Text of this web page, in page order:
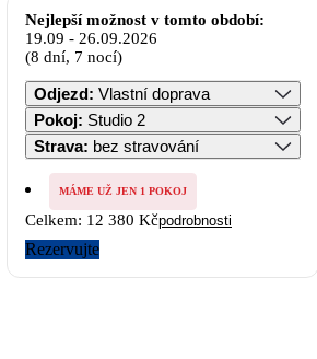
Nejlepší možnost v tomto období:
19.09 - 26.09.2026
(8 dní, 7 nocí)
Odjezd: Vlastní doprava
Pokoj: Studio 2
Strava: bez stravování
MÁME UŽ JEN 1 POKOJ
Celkem: 12 380 Kčpodrobnosti
Rezervujte